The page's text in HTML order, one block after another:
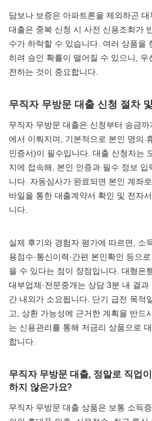
담보나 보증은 아파트론을 제외하곤
대출은 중복 신청 시 사전 신용조회가
수가 하락할 수 있습니다. 여러 상품을
히려 승인 확률이 떨어질 수 있으니, 우
전하는 것이 중요합니다.
무직자 무방문 대출 신청 절차
무직자 무방문 대출은 신청부터 송금
에서 이뤄지며, 기본적으로 본인 명의
인증서)이 필수입니다. 대출 신청자는
지에 접속해, 본인 인증과 필수 정보
니다. 자동심사가 완료되면 본인 계좌
바일을 통한 대출계약서 확인 및 전자
니다.
실제 후기와 경험자 평가에 따르면, 소
용점수·통신이력·간편 본인확인 등으
을 수 있다는 점이 장점입니다. 대형은
대부업체·전문중개는 상담 3분 내 결
간 내외가 소요됩니다. 단기 급전 목적
고, 상환 가능성에 근거한 계획을 반드
는 신용관리를 통해 저금리 상품으로
합니다.
무직자 무방문 대출, 정말로 직업
하지 않은가요?
무직자 무방문 대출 상품은 보통 소득